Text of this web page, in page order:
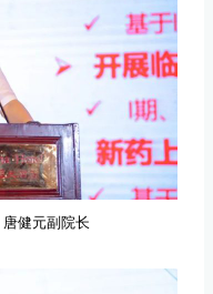
健元副院长